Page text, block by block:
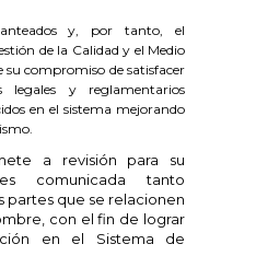
y, por tanto, el
de la Calidad y el Medio
compromiso de satisfacer
legales y reglamentarios
en el sistema mejorando
a revisión para su
comunicada tanto
partes que se relacionen
con el fin de lograr
en el Sistema de